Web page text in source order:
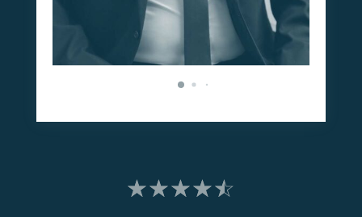
☆☆☆☆☆